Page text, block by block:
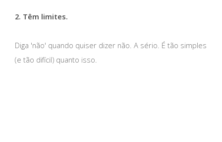
2. Têm limites.
Diga 'não' quando quiser dizer não. A sério. É tão simples
(e tão difícil) quanto isso.